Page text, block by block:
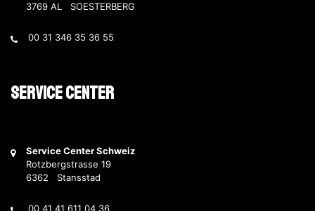
3769 AL SOESTERBERG
00 31 346 35 36 55
Service Center
Service Center Schweiz
Rotzbergstrasse 19
6362 Stansstad
00 41 41 611 04 36